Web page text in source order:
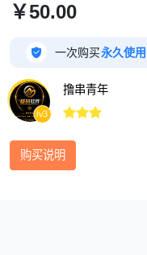
￥50.00
 一次购买永久使用
lv3
撸串青年

购买说明